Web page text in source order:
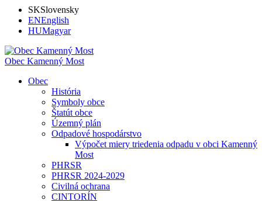
SKSlovensky
ENEnglish
HUMagyar
Obec Kamenný Most
Obec
História
Symboly obce
Štatút obce
Územný plán
Odpadové hospodárstvo
Výpočet miery triedenia odpadu v obci Kamenný
Most
PHRSR
PHRSR 2024-2029
Civilná ochrana
CINTORÍN